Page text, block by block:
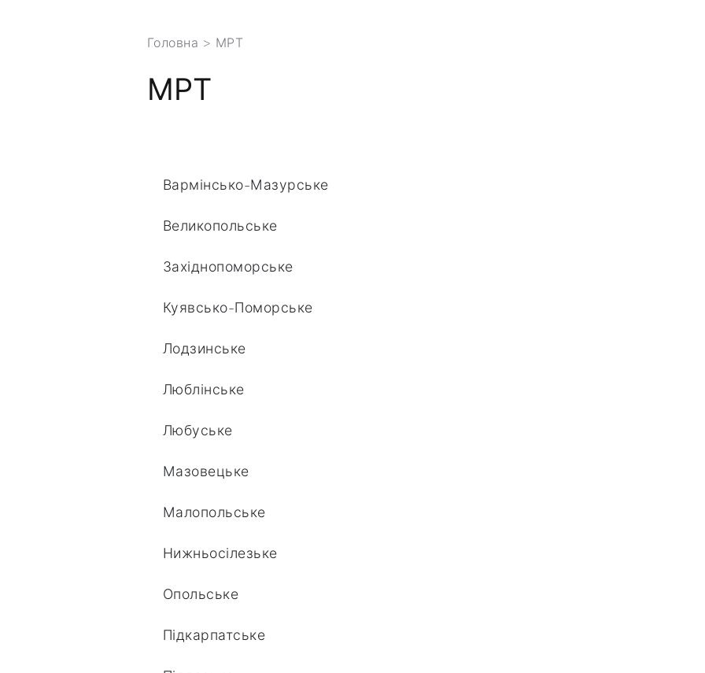
Головна > МРТ
МРТ
Вармінсько-Мазурське
Великопольське
Західнопоморське
Куявсько-Поморське
Лодзинське
Люблінське
Любуське
Мазовецьке
Малопольське
Нижньосілезьке
Опольське
Підкарпатське